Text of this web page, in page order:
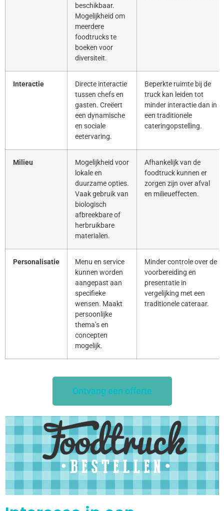
beschikbaar.
Mogelijkheid om
meerdere
foodtrucks te
boeken voor
diversiteit.
Interactie
Directe interactie
tussen chefs en
gasten. Creëert
een dynamische
en sociale
eetervaring.
Beperkte ruimte bij de
truck kan leiden tot
minder interactie dan in
een traditionele
cateringopstelling.
Milieu
Mogelijkheid voor
lokale en
duurzame opties.
Vaak gebruik van
biologisch
afbreekbare of
herbruikbare
materialen.
Afhankelijk van de
foodtruck kunnen er
zorgen zijn over afval
en milieueffecten.
Personalisatie
Menu en service
kunnen worden
aangepast aan
specifieke
wensen. Maakt
persoonlijke
thema’s en
concepten
mogelijk.
Minder controle over de
voorbereiding en
presentatie in
vergelijking met een
traditionele cateraar.
Ontvang een offerte